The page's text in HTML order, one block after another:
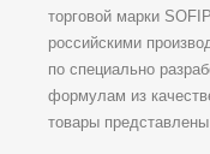
торговой марки
российскими
по специально
формулам из
товары